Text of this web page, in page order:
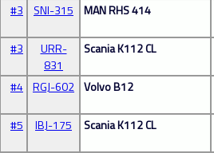
#3 SNI-315 MAN RHS 414
#3
URR-
831
Scania K112 CL
#4 RGJ-602 Volvo B12
#5 IBJ-175 Scania K112 CL